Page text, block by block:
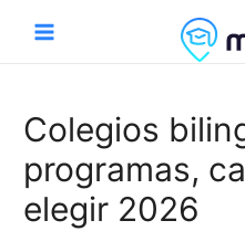
Main
Colegios
programas,
elegir 2026